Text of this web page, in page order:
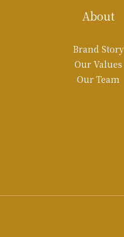
About
Brand Story
Our Values
Our Team